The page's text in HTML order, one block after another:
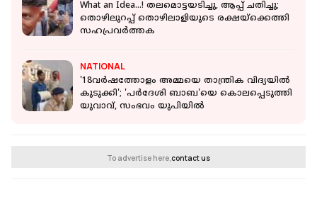
What an Idea...! തലമൊട്ടയടിച്ചു, ആപ്പ് ചതിച്ചു;
തൊഴിലുറപ്പ് തൊഴിലാളിയുടെ രക്ഷയ്‌ക്കെത്തി
സഹപ്രവർത്തക
NATIONAL
'18വർഷത്തോളം അമ്മയെ താന്ത്രിക വിദ്യയിൽ
കുടുക്കി'; 'പർദേശി ബാബ'യെ കൊലപ്പെടുത്തി
യുവാവ്, സംഭവം യുപിയിൽ
To advertise here,contact us